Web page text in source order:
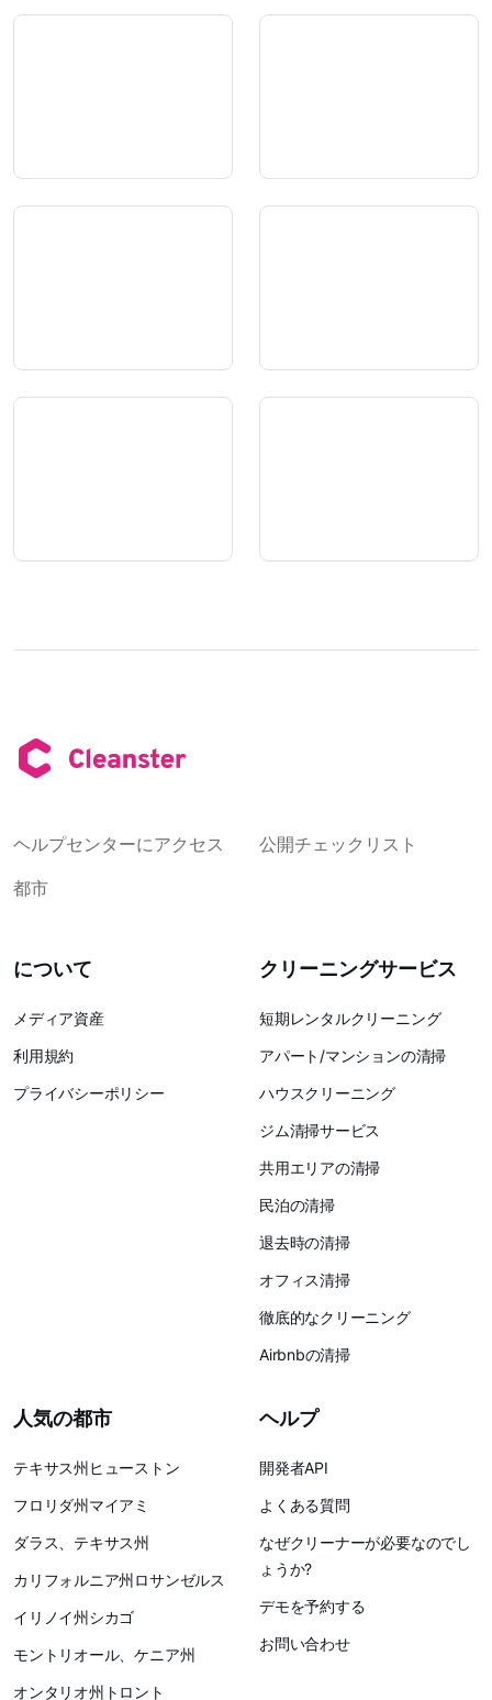
ヘルプセンターにアクセス
公開チェックリスト
都市
について
メディア資産
利用規約
プライバシーポリシー
クリーニングサービス
短期レンタルクリーニング
アパート/マンションの清掃
ハウスクリーニング
ジム清掃サービス
共用エリアの清掃
民泊の清掃
退去時の清掃
オフィス清掃
徹底的なクリーニング
Airbnbの清掃
人気の都市
テキサス州ヒューストン
フロリダ州マイアミ
ダラス、テキサス州
カリフォルニア州ロサンゼルス
イリノイ州シカゴ
モントリオール、ケニア州
オンタリオ州トロント
ヘルプ
開発者API
よくある質問
なぜクリーナーが必要なのでし
ょうか?
デモを予約する
お問い合わせ